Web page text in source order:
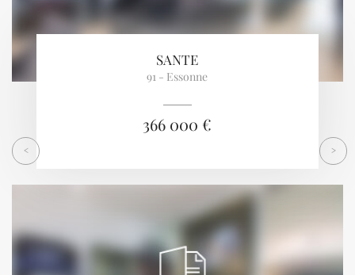
SANTE
91 - Essonne
366 000 €
< >